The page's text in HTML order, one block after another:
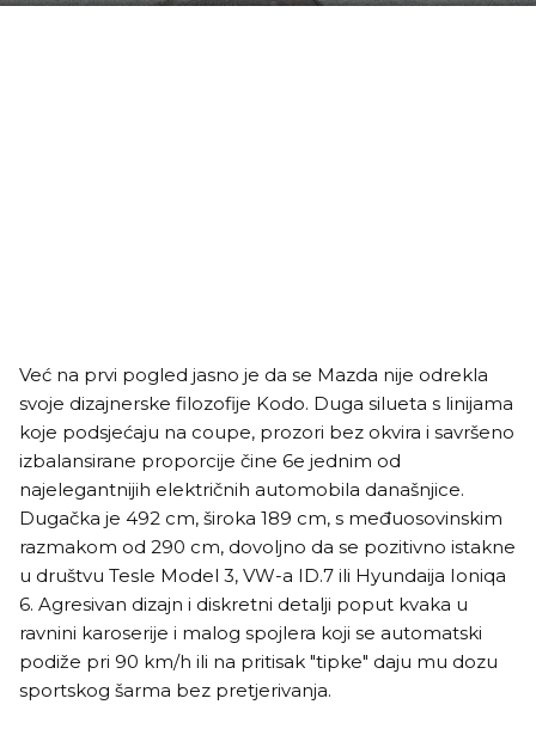
Već na prvi pogled jasno je da se Mazda nije odrekla
svoje dizajnerske filozofije Kodo. Duga silueta s linijama
koje podsjećaju na coupe, prozori bez okvira i savršeno
izbalansirane proporcije čine 6e jednim od
najelegantnijih električnih automobila današnjice.
Dugačka je 492 cm, široka 189 cm, s međuosovinskim
razmakom od 290 cm, dovoljno da se pozitivno istakne
u društvu Tesle Model 3, VW-a ID.7 ili Hyundaija Ioniqa
6. Agresivan dizajn i diskretni detalji poput kvaka u
ravnini karoserije i malog spojlera koji se automatski
podiže pri 90 km/h ili na pritisak "tipke" daju mu dozu
sportskog šarma bez pretjerivanja.